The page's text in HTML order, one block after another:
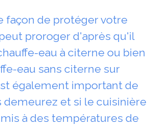
façon de protéger votre
proroger d'après qu'il
eau à citerne ou bien
eau sans citerne sur
également important de
demeurez et si le cuisinière
à des températures de